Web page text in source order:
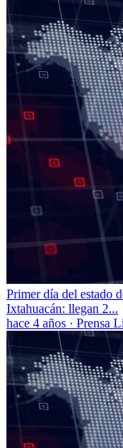
Primer día del estado
Ixtahuacán: llegan 2...
hace 4 años · Prensa